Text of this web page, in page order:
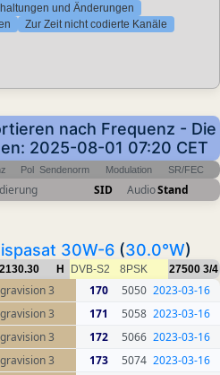
und Änderungen
Zur Zeit nicht codierte Kanäle
nach Frequenz - Die
2025-08-01 07:20 CET
Pol Sendenorm Modulation SR/FEC
SID AudioStand
30W-6(30.0°W)
H DVB-S2 8PSK 27500 3/4
3 170 5050 2023-03-16
3 171 5058 2023-03-16
3 172 5066 2023-03-16
3 173 5074 2023-03-16